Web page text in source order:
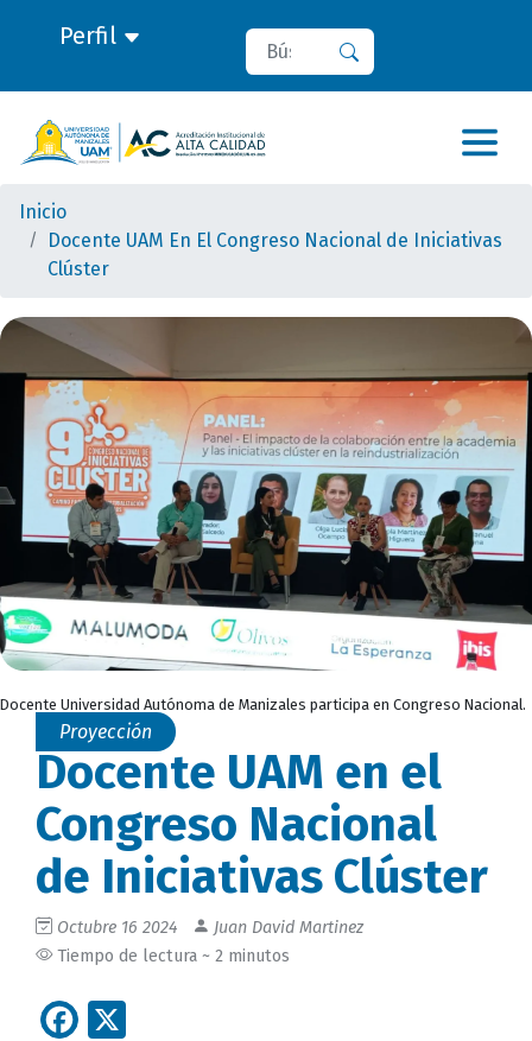
Perfil Buscar
Inicio
Docente UAM En El Congreso Nacional de Iniciativas
Clúster
Docente Universidad Autónoma de Manizales participa en Congreso Nacional.
Proyección
Docente UAM en el
Congreso Nacional
de Iniciativas Clúster
Octubre 16 2024
Juan David Martinez
Tiempo de lectura ~ 2 minutos
Facebook